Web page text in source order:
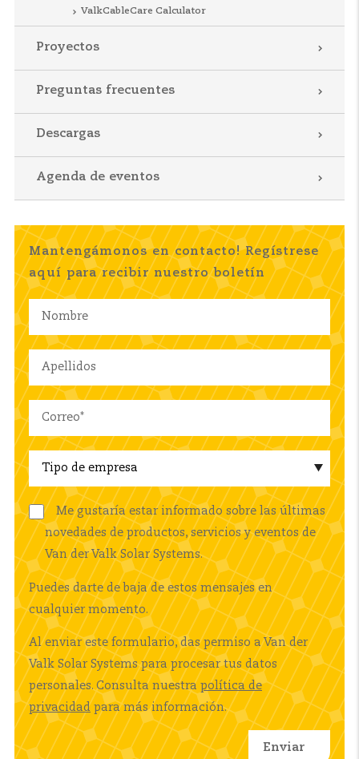
ValkCableCare Calculator
Proyectos
Preguntas frecuentes
Descargas
Agenda de eventos
Mantengámonos en contacto! Regístrese
aquí para recibir nuestro boletín
Me gustaría estar informado sobre las últimas
novedades de productos, servicios y eventos de
Van der Valk Solar Systems.
Puedes darte de baja de estos mensajes en
cualquier momento.
Al enviar este formulario, das permiso a Van der
Valk Solar Systems para procesar tus datos
personales. Consulta nuestra política de
privacidad para más información.